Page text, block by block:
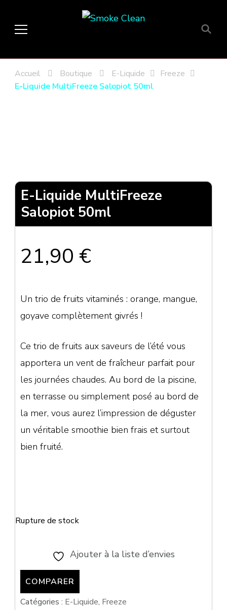
Smoke Clean
Accueil Boutique E-Liquide
Freeze
E-Liquide MultiFreeze Salopiot 50ml
E-Liquide MultiFreeze
Salopiot 50ml
21,90 €
Un trio de fruits vitaminés : orange, mangue,
goyave complètement givrés !
Ce trio de fruits aux saveurs de l’été vous
apportera un vent de fraîcheur parfait pour
les journées chaudes. Au bord de la piscine,
en terrasse ou simplement posé au bord de
la mer, vous aurez l’impression de déguster
un véritable smoothie bien frais et surtout
bien fruité.
Rupture de stock
Ajouter à la liste d’envies
COMPARER
Catégories : E-Liquide, Freeze